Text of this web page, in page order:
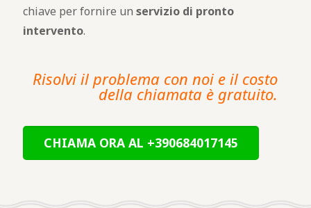
chiave per fornire un servizio di pronto
intervento.
Risolvi il problema con noi e il costo
della chiamata è gratuito.
CHIAMA ORA AL +390684017145